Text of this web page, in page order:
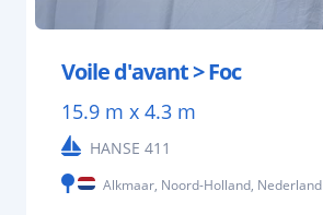
Voile d'avant > Foc
15.9 m x 4.3 m
HANSE 411
Alkmaar, Noord-Holland, Nederland